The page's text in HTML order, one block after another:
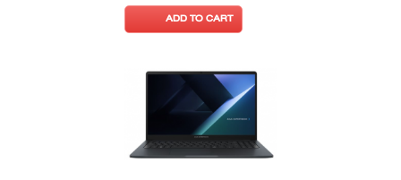
ADD TO CART